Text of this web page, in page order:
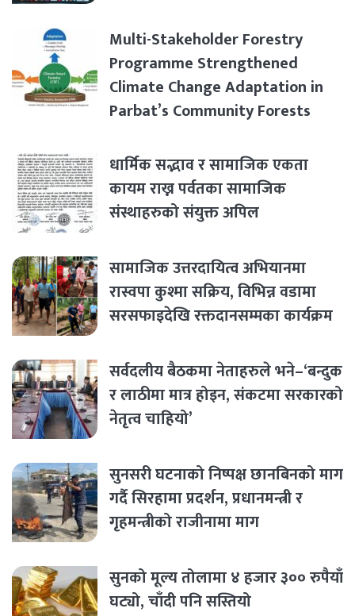
Multi-Stakeholder Forestry
Programme Strengthened
Climate Change Adaptation in
Parbat’s Community Forests
धार्मिक सद्भाव र सामाजिक एकता
कायम राख्न पर्वतका सामाजिक
संस्थाहरुको संयुक्त अपिल
सामाजिक उत्तरदायित्व अभियानमा
रास्वपा कुश्मा सक्रिय, विभिन्न वडामा
सरसफाइदेखि रक्तदानसम्मका कार्यक्रम
सर्वदलीय बैठकमा नेताहरुले भने–‘बन्दुक
र लाठीमा मात्र होइन, संकटमा सरकारको
नेतृत्व चाहियो’
सुनसरी घटनाको निष्पक्ष छानबिनको माग
गर्दै सिरहामा प्रदर्शन, प्रधानमन्त्री र
गृहमन्त्रीको राजीनामा माग
सुनको मूल्य तोलामा ४ हजार ३०० रुपैयाँ
घट्यो, चाँदी पनि सस्तियो